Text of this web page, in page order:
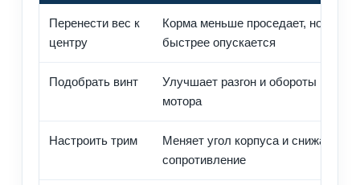
Перенести вес к
центру
Корма меньше проседает, нос
быстрее опускается
Подобрать винт
Улучшает разгон и обороты
мотора
Настроить трим
Меняет угол корпуса и снижает
сопротивление